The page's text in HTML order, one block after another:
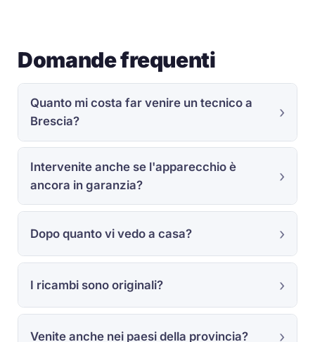
Domande frequenti
Quanto mi costa far venire un tecnico a
Brescia?
Intervenite anche se l'apparecchio è
ancora in garanzia?
Dopo quanto vi vedo a casa?
I ricambi sono originali?
Venite anche nei paesi della provincia?